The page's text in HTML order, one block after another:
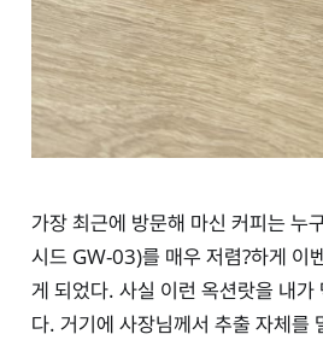
가장 최근에 방문해 마신 커피는 누
시드 GW-03)를 매우 저렴?하게 이
게 되었다. 사실 이런 옥션랏을 내가
다. 거기에 사장님께서 추출 자체를